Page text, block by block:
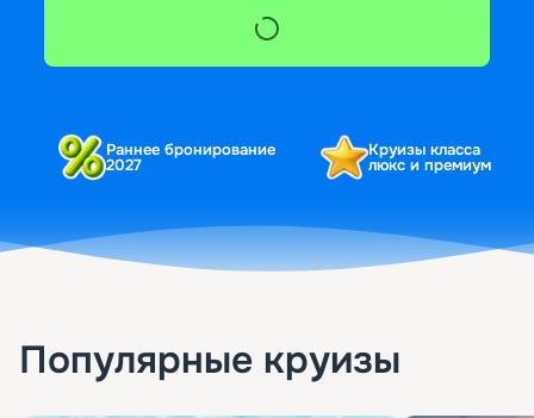
Раннее бронирование
2027
Круизы класса
люкс и премиум
Популярные круизы